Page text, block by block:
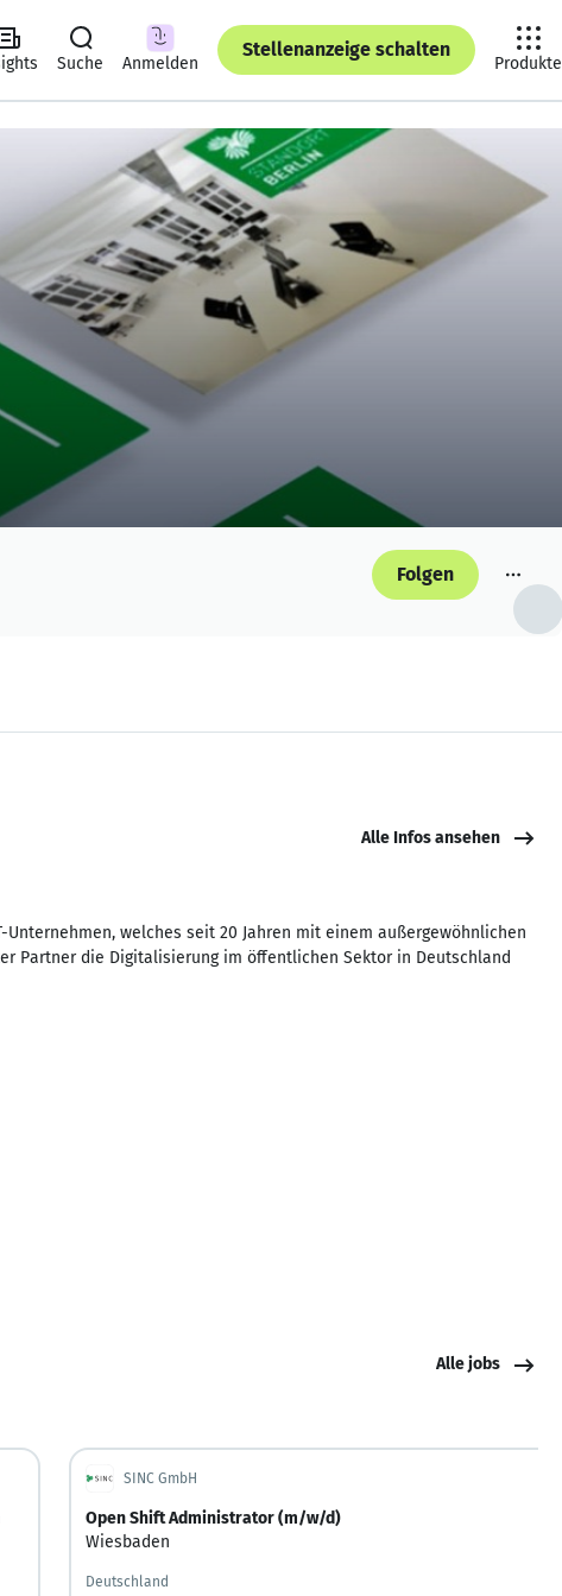
Suche Anmelden
Stellenanzeige schalten
Produkte
Folgen
Alle Infos ansehen
welches seit 20 Jahren mit einem außergewöhnlichen
Partner die Digitalisierung im öffentlichen Sektor in Deutschland
Alle jobs
SINC GmbH
Open Shift Administrator (m/w/d)
Wiesbaden
Deutschland